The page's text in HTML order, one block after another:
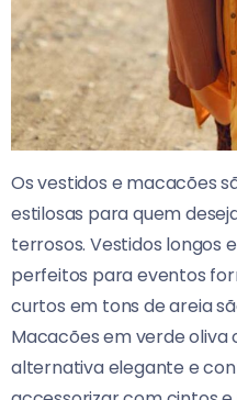
Os vestidos e macacões
estilosas para quem
terrosos.Vestidos longos
perfeitos para eventos
curtos em tons de areia
Macacões em verde
alternativa elegante e